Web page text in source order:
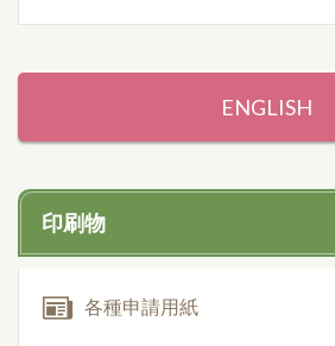
ENGLISH
印刷物
各種申請用紙